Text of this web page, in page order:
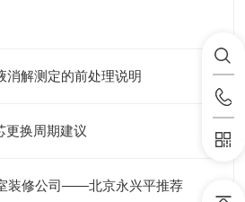
消解测定的前处理说明
更换周期建议
装修公司——北京永兴平推荐